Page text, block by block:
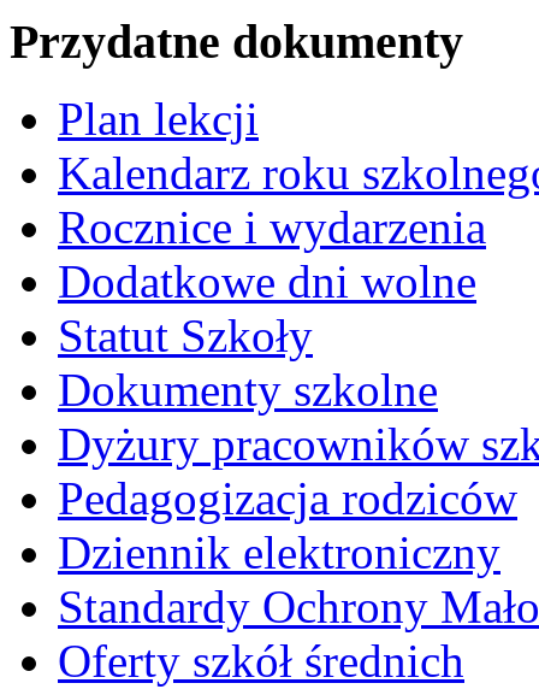
Przydatne dokumenty
Plan lekcji
Kalendarz roku
Rocznice i wydarzenia
Dodatkowe dni wolne
Statut Szkoły
Dokumenty szkolne
Dyżury pracowników
Pedagogizacja rodziców
Dziennik elektroniczny
Standardy Ochrony
Oferty szkół średnich